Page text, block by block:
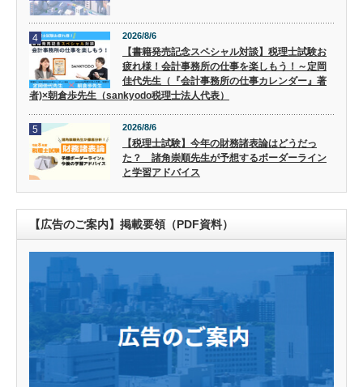
4 2026/8/6
【書籍発売記念スペシャル対談】税理士試験お
疲れ様！会計事務所の仕事を楽しもう！～定岡
佳代先生（『会計事務所の仕事カレンダー』著
者)×朝倉歩先生（sankyodo税理士法人代表）
5 2026/8/6
【税理士試験】今年の財務諸表論はどうだっ
た？ 諸角崇順先生が予想するボーダーライン
と学習アドバイス
【広告のご案内】掲載要領（PDF資料）